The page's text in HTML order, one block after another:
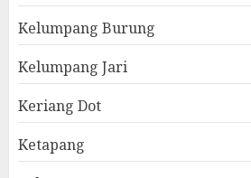
Kelumpang Burung
Kelumpang Jari
Keriang Dot
Ketapang